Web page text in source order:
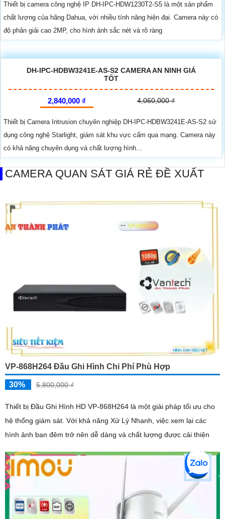
Thiết bị camera công nghệ IP DH-IPC-HDW1230T2-S5 là một sản phẩm
chất lượng của hãng Dahua, với nhiều tính năng hiện đại. Camera này có
độ phân giải cao 2MP, cho hình ảnh sắc nét và rõ ràng
DH-IPC-HDBW3241E-AS-S2 CAMERA AN NINH GIÁ
TỐT
2,840,000 ₫ 4,060,000 ₫
Thiết bị Camera Intrusion chuyên nghiệp DH-IPC-HDBW3241E-AS-S2 sử
dụng công nghệ Starlight, giám sát khu vực cấm qua mạng. Camera này
có khả năng chuyên dụng và chất lượng hình...
CAMERA QUAN SÁT GIÁ RẺ ĐỀ XUẤT
VP-868H264 Đầu Ghi Hình Chi Phí Phù Hợp
30% 5,800,000 ₫
Thiết bị Đầu Ghi Hình HD VP-868H264 là một giải pháp tối ưu cho
hệ thống giám sát. Với khả năng Xử Lý Nhanh, việc xem lại các
hình ảnh ban đêm trở nên dễ dàng và chất lượng được cải thiện